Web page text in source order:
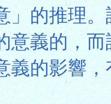
」的推理
意義的，
義的影響